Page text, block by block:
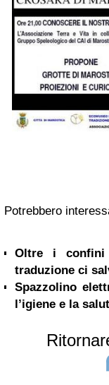
Potrebbero
Oltre i confini
traduzione ci
Spazzolino
l’igiene e la